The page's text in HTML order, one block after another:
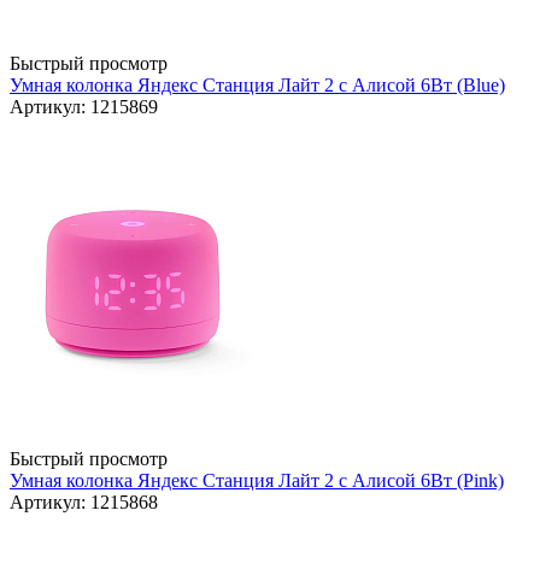
Быстрый просмотр
Умная колонка Яндекс Станция Лайт 2 с Алисой 6Вт (Blue)
Артикул: 1215869
Быстрый просмотр
Умная колонка Яндекс Станция Лайт 2 с Алисой 6Вт (Pink)
Артикул: 1215868